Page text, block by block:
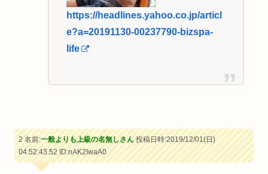
https://headlines.yahoo.co.jp/articl
e?a=20191130-00237790-bizspa-
life
2 名前:一般よりも上級の名無しさん投稿日時:2019/12/01(日)
04:52:43.52ID:nAK2IwaA0